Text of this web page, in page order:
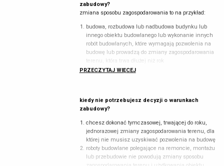
zabudowy?
zmiana sposobu zagospodarowania to na przykład:
budowa, rozbudowa lub nadbudowa budynku lub
innego obiektu budowlanego lub wykonanie innych
robót budowlanych, które wymagają pozwolenia na
budowę lub prowadzą do zmiany zagospodarowania
terenu, która trwa dłużej niż rok
zmiana sposobu użytkowania obiektu budowlanego
jednorodzinnego, którego obszar oddziaływania
mieści się w całości na działce lub działkach, na
których budynek został zaprojektowany
wolno stojącego parterowego budynku rekreacji
indywidualnej, czyli budynku przeznaczonego do
okresowego wypoczynku, o powierzchni zabudowy
powyżej 35 m2, ale nie więcej niż 70 m2, przy
rozpiętości elementów konstrukcyjnych do 6
PRZECZYTAJ WIĘCEJ
kiedy nie potrzebujesz decyzji o warunkach
zabudowy?
chcesz dokonać tymczasowej, trwającej do roku,
jednorazowej zmiany zagospodarowania terenu, dla
której nie musisz uzyskiwać pozwolenia na budowę
roboty budowlane polegające na remoncie, montażu
lub przebudowie nie powodują zmiany sposobu